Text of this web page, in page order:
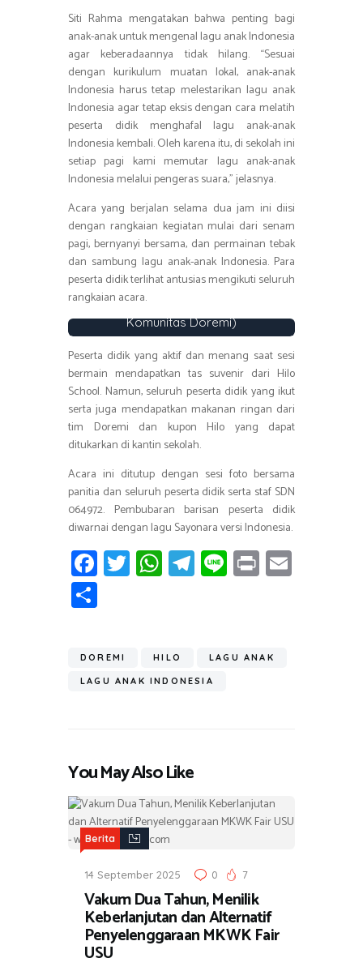
Siti Rahma mengatakan bahwa penting bagi
anak-anak untuk mengenal lagu anak Indonesia
agar keberadaannya tidak hilang. “Sesuai
dengan kurikulum muatan lokal, anak-anak
Indonesia harus tetap melestarikan lagu anak
Indonesia agar tetap eksis dengan cara melatih
peserta didik menghafal lagu anak-anak
Indonesia kembali. Oleh karena itu, di sekolah ini
setiap pagi kami memutar lagu anak-anak
Indonesia melalui pengeras suara,” jelasnya.
Acara yang berjalan selama dua jam ini diisi
dengan rangkaian kegiatan mulai dari senam
pagi, bernyanyi bersama, dan permainan tebak
dan sambung lagu anak-anak Indonesia. Para
peserta didik terlihat antusias mengikuti seluruh
rangkaian acara.
Keseruan sesi games tebak lagu
anak-anak Indonesia di acara Doremi
Brings Fun pada Jum’at (21/10/2022)
(Sumber Foto: Dokumentasi Panitia
Komunitas Doremi)
Peserta didik yang aktif dan menang saat sesi
bermain mendapatkan tas suvenir dari Hilo
School. Namun, seluruh peserta didik yang ikut
serta juga mendapatkan makanan ringan dari
tim Doremi dan kupon Hilo yang dapat
ditukarkan di kantin sekolah.
Acara ini ditutup dengan sesi foto bersama
panitia dan seluruh peserta didik serta staf SDN
064972. Pembubaran barisan peserta didik
diwarnai dengan lagu Sayonara versi Indonesia.
Fa
ce
ok
T
wi
W
h
A
p
T
el
a
m
Li
n
Pr
in
ar
e
DOREMI HILO LAGU ANAK
LAGU ANAK INDONESIA
You May Also Like
Berita
14 September 2025 0 7
Vakum Dua Tahun, Menilik
Keberlanjutan dan Alternatif
Penyelenggaraan MKWK Fair
USU